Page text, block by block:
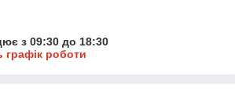
з 09:30 до 18:30
графік роботи